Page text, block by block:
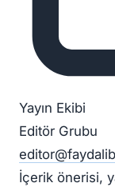
Yayın Ekibi
Editör Grubu
İçerik önerisi,